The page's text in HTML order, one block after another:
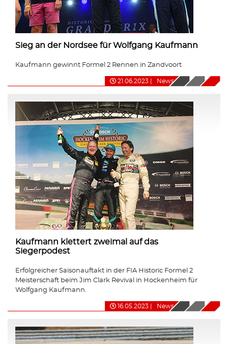
Sieg an der Nordsee für Wolfgang Kaufmann
Kaufmann gewinnt Formel 2 Rennen in Zandvoort
21.06.2023 News
Kaufmann klettert zweimal auf das
Siegerpodest
Erfolgreicher Saisonauftakt in der FIA Historic Formel 2
Meisterschaft beim Jim Clark Revival in Hockenheim für
Wolfgang Kaufmann.
16.05.2023 News